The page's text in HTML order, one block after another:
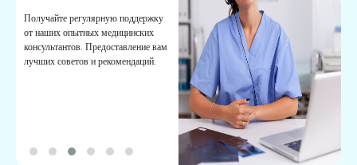
Получайте регулярную поддержку
от наших опытных медицинских
консультантов. Предоставление вам
лучших советов и рекомендаций.